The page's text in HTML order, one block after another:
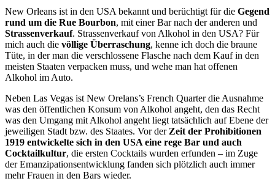
New Orleans ist in den USA bekannt und berüchtigt für die Gegend
rund um die Rue Bourbon, mit einer Bar nach der anderen und
Strassenverkauf. Strassenverkauf von Alkohol in den USA? Für
mich auch die völlige Überraschung, kenne ich doch die braune
Tüte, in der man die verschlossene Flasche nach dem Kauf in den
meisten Staaten verpacken muss, und wehe man hat offenen
Alkohol im Auto.
Neben Las Vegas ist New Orelans’s French Quarter die Ausnahme
was den öffentlichen Konsum von Alkohol angeht, den das Recht
was den Umgang mit Alkohol angeht liegt tatsächlich auf Ebene der
jeweiligen Stadt bzw. des Staates. Vor der Zeit der Prohibitionen
1919 entwickelte sich in den USA eine rege Bar und auch
Cocktailkultur, die ersten Cocktails wurden erfunden – im Zuge
der Emanzipationsentwicklung fanden sich plötzlich auch immer
mehr Frauen in den Bars wieder.